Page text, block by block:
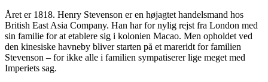
Året er 1818. Henry Stevenson er en højagtet handelsmand hos
British East Asia Company. Han har for nylig rejst fra London med
sin familie for at etablere sig i kolonien Macao. Men opholdet ved
den kinesiske havneby bliver starten på et mareridt for familien
Stevenson – for ikke alle i familien sympatiserer lige meget med
Imperiets sag.